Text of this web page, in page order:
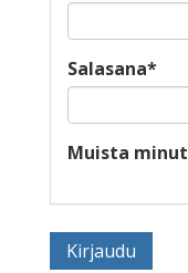
Salasana*
Muista minut